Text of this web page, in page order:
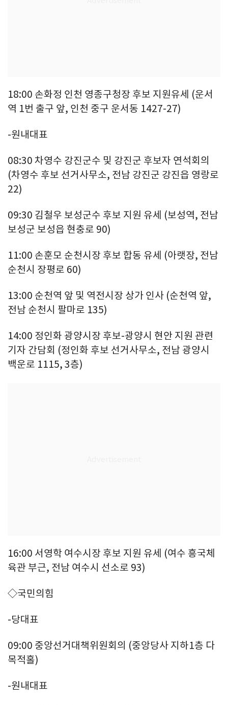
18:00 손화정 인천 영종구청장 후보 지원유세 (운서
역 1번 출구 앞, 인천 중구 운서동 1427-27)
-원내대표
08:30 차영수 강진군수 및 강진군 후보자 연석회의
(차영수 후보 선거사무소, 전남 강진군 강진읍 영랑로
22)
09:30 김철우 보성군수 후보 지원 유세 (보성역, 전남
보성군 보성읍 현충로 90)
11:00 손훈모 순천시장 후보 합동 유세 (아랫장, 전남
순천시 장평로 60)
13:00 순천역 앞 및 역전시장 상가 인사 (순천역 앞,
전남 순천시 팔마로 135)
14:00 정인화 광양시장 후보-광양시 현안 지원 관련
기자 간담회 (정인화 후보 선거사무소, 전남 광양시
백운로 1115, 3층)
16:00 서영학 여수시장 후보 지원 유세 (여수 흥국체
육관 부근, 전남 여수시 선소로 93)
◇국민의힘
-당대표
09:00 중앙선거대책위원회의 (중앙당사 지하1층 다
목적홀)
-원내대표